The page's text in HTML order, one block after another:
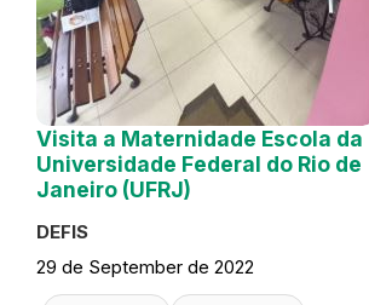
Visita a Maternidade Escola da
Universidade Federal do Rio de
Janeiro (UFRJ)
DEFIS
29 de September de 2022